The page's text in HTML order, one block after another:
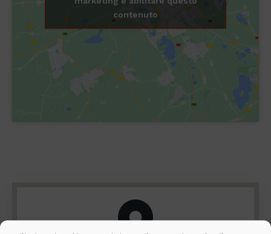
contenuto